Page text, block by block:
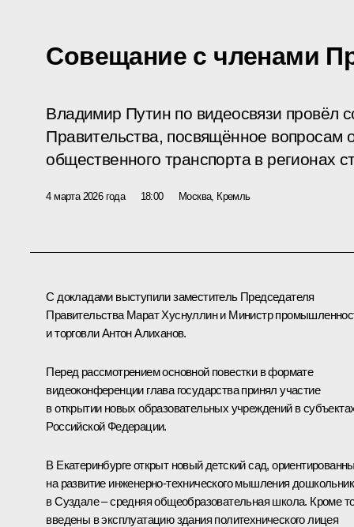
Совещание с членами
Владимир Путин по видеосвязи провёл
Правительства, посвящённое вопросам
общественного транспорта в регионах
4 марта 2026 года 18:00 Москва, Кремль
С докладами выступили заместитель Председателя
Правительства Марат Хуснуллини Министр
и торговлиАнтон Алиханов.
Перед рассмотрением основной повестки в формате
видеоконференции глава государства принял участие
в открытии новых образовательных учреждений в
Российской Федерации.
В Екатеринбурге открыт новый детский сад,
на развитие инженерно-технического мышления
в Суздале – средняя общеобразовательная школа. Кроме
введены в эксплуатацию здания политехнического лицея